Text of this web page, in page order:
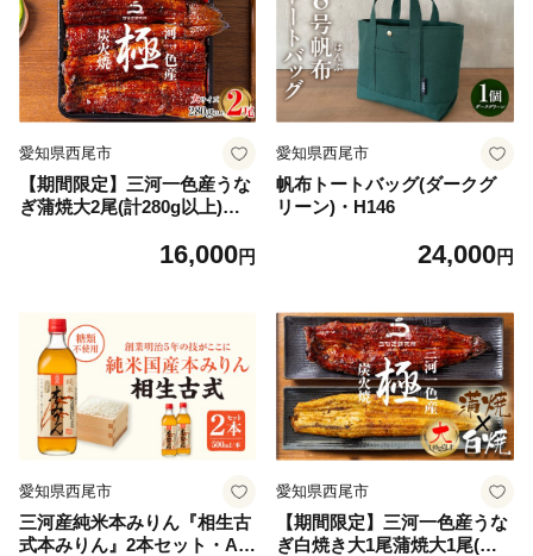
愛知県西尾市
【期間限定】三河一色産うな
ぎ蒲焼大2尾(計280g以上)・R
16,000円
愛知県西尾市
帆布トートバッグ(ダークグ
リーン)・H146
24,000円
愛知県西尾市
三河産純米本みりん『相生古
式本みりん』2本セット・A1
愛知県西尾市
【期間限定】三河一色産うな
ぎ白焼き大1尾蒲焼大1尾(計2